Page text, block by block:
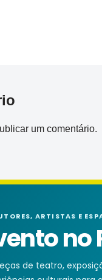
um comentário.
ARTISTAS E
no
de teatro,